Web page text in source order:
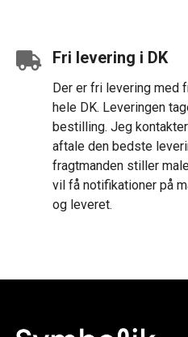
Fri levering i DK
Der er fri levering med
hele DK. Leveringen
bestilling. Jeg
aftale den bedste
fragtmanden stiller
vil få notifikationer på
og leveret.